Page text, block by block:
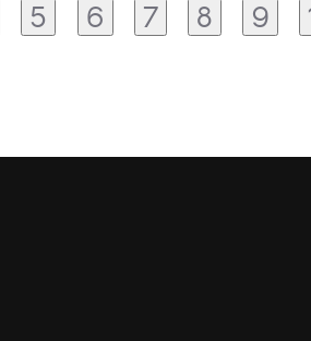
5 6 7 8 9